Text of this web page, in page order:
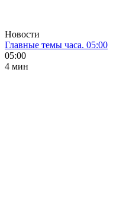
Новости
Главные темы часа. 05:00
05:00
4 мин